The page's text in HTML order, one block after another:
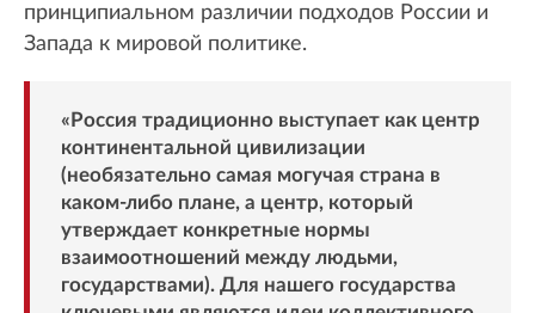
принципиальном различии подходов России и
Запада к мировой политике.
«Россия традиционно выступает как центр
континентальной цивилизации
(необязательно самая могучая страна в
каком-либо плане, а центр, который
утверждает конкретные нормы
взаимоотношений между людьми,
государствами). Для нашего государства